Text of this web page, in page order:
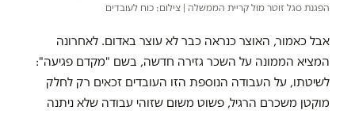
הפגנת סגל זוטר מול קריית הממשלה | צילום: כוח לעובדים
אבל כאמור, האוצר כנראה כבר לא עוצר באדום. לאחרונה
המציא הממונה על השכר גזירה חדשה, בשם "מקדם פגיעה":
לשיטתו, על העבודה הנוספת הזו העובדים זכאים רק לחלק
מוקטן משכרם הרגיל, פשוט משום שזוהי עבודה שלא ניתנה